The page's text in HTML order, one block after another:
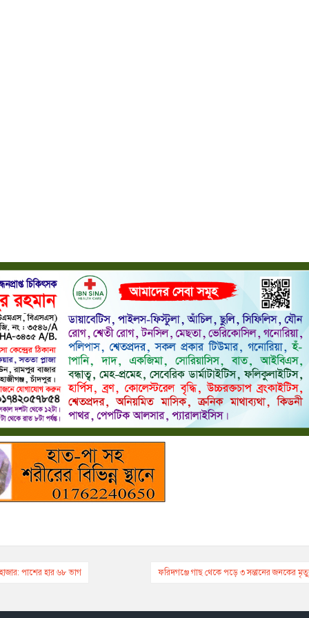
হাজার: পাশের হার ৬৮ ভাগ ফরিদগঞ্জে গাছ থেকে পড়ে ৩ সন্তানের জনকের